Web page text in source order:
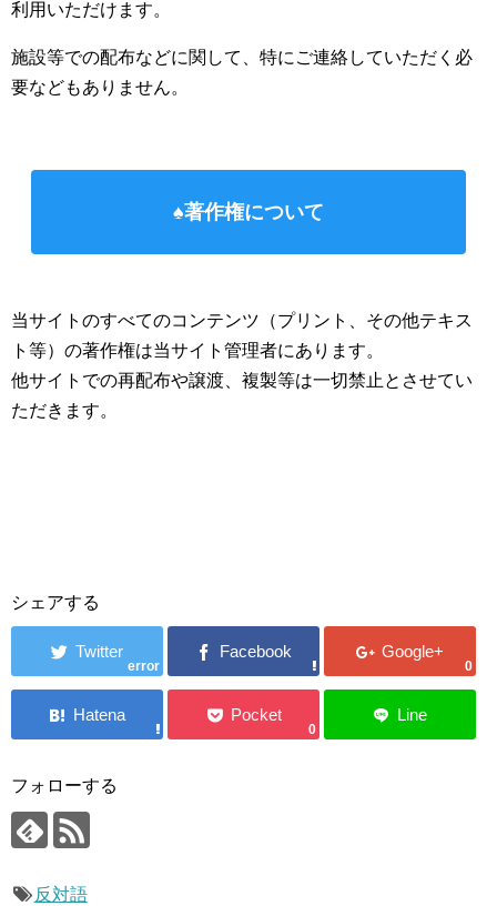
利用いただけます。
施設等での配布などに関して、特にご連絡していただく必
要などもありません。
♠著作権について
当サイトのすべてのコンテンツ（プリント、その他テキス
ト等）の著作権は当サイト管理者にあります。
他サイトでの再配布や譲渡、複製等は一切禁止とさせてい
ただきます。
シェアする
error 0
0
フォローする
反対語